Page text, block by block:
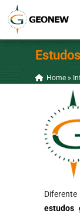
Home»
estudos